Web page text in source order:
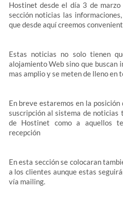
Hostinet desde el día 3 de
sección noticias las
que desde aquí creemos
Estas noticias no solo tienen
alojamiento Web sino que buscan
mas amplio y se meten de lleno en
En breve estaremos en la
suscripción al sistema de
de Hostinet como a aquellos
recepción
En esta sección se colocaran
a los clientes aunque estas
vía mailing.